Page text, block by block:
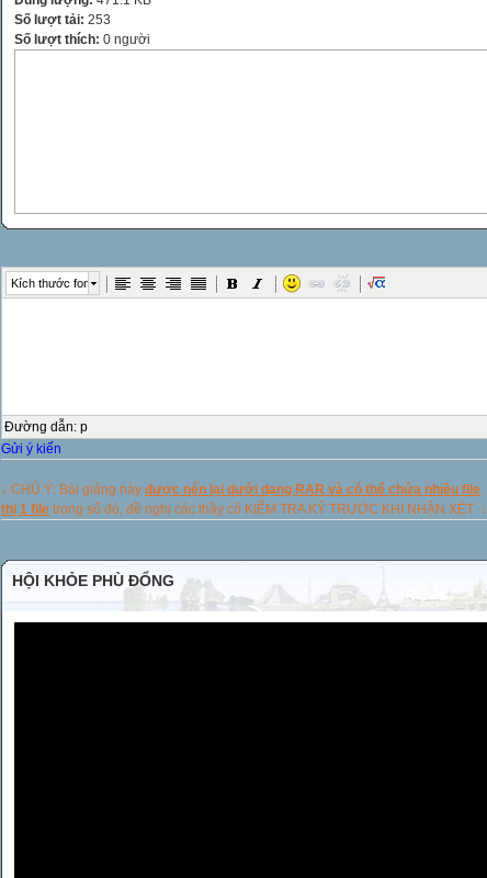
Số lượt tải: 253
Số lượt thích: 0 người
Kích thước font
Đường dẫn: p
Gửi ý kiến
↓ CHÚ Ý: Bài giảng này được nén lại dưới dạng RAR và có thể chứa nhiều file
thị 1 file trong số đó, đề nghị các thầy cô KIỂM TRA KỸ TRƯỚC KHI NHẬN XÉT ↓
HỘI KHỎE PHÙ ĐỔNG